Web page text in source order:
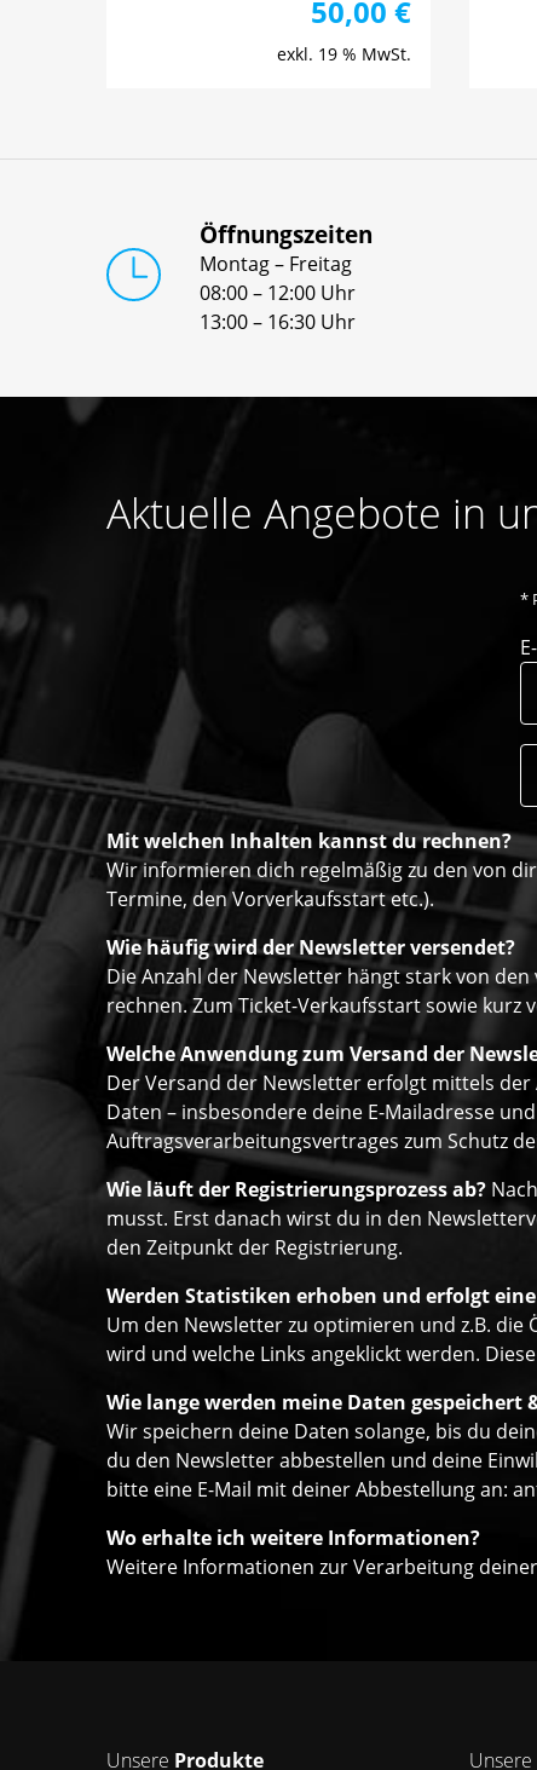
50,00 €
exkl. 19 % MwSt.
Öffnungszeiten
Montag – Freitag
08:00 – 12:00 Uhr
13:00 – 16:30 Uhr
Aktuelle Angebote in
*
Mit welchen Inhalten kannst du rechnen?
Wir informieren dich regelmäßig zu den von
Termine, den Vorverkaufsstart etc.).
Wie häufig wird der Newsletter versendet?
Die Anzahl der Newsletter hängt stark von
rechnen. Zum Ticket-Verkaufsstart sowie kurz
Welche Anwendung zum Versand der
Der Versand der Newsletter erfolgt mittels der
Daten – insbesondere deine E-Mailadresse
Auftragsverarbeitungsvertrages zum Schutz
Wie läuft der Registrierungsprozess ab?
musst. Erst danach wirst du in den
den Zeitpunkt der Registrierung.
Werden Statistiken erhoben und erfolgt
Um den Newsletter zu optimieren und z.B.
wird und welche Links angeklickt werden.
Wie lange werden meine Daten
Wir speichern deine Daten solange, bis du
du den Newsletter abbestellen und deine
bitte eine E-Mail mit deiner Abbestellung an:
Wo erhalte ich weitere Informationen?
Weitere Informationen zur Verarbeitung
Unsere Produkte Unsere